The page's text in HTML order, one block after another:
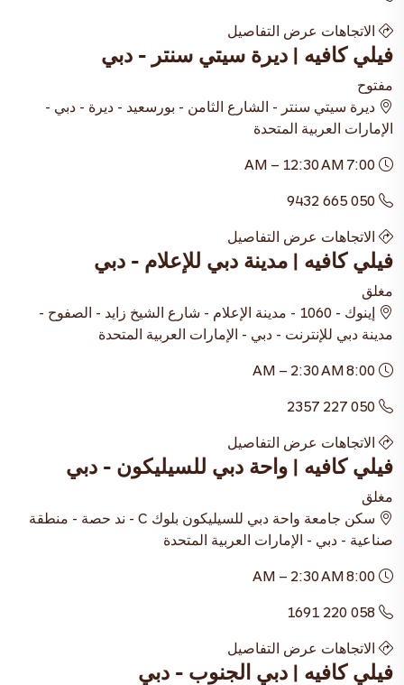
الاتجاهات عرض التفاصيل
فيلي كافيه | ديرة سيتي سنتر - دبي
مفتوح
ديرة سيتي سنتر - الشارع الثامن - بورسعيد - ديرة - دبي -
الإمارات العربية المتحدة
050 665 9432
الاتجاهات عرض التفاصيل
فيلي كافيه | مدينة دبي للإعلام - دبي
مغلق
إينوك - 1060 - مدينة الإعلام - شارع الشيخ زايد - الصفوح -
مدينة دبي للإنترنت - دبي - الإمارات العربية المتحدة
050 227 2357
الاتجاهات عرض التفاصيل
فيلي كافيه | واحة دبي للسيليكون - دبي
مغلق
سكن جامعة واحة دبي للسيليكون بلوك C - ند حصة - منطقة
صناعية - دبي - الإمارات العربية المتحدة
058 220 1691
الاتجاهات عرض التفاصيل
فيلي كافيه | دبي الجنوب - دبي